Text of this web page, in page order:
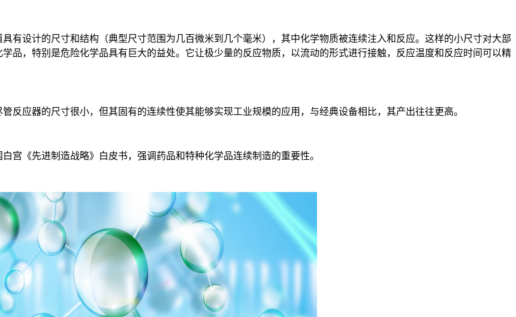
设计的尺寸和结构（典型尺寸范围为几百微米到几个毫米），其中化学物质被连续注入和反应。这样的小尺寸对大部
品，特别是危险化学品具有巨大的益处。它让极少量的反应物质，以流动的形式进行接触，反应温度和反应时间可以精
应器的尺寸很小，但其固有的连续性使其能够实现工业规模的应用，与经典设备相比，其产出往往更高。
《先进制造战略》白皮书，强调药品和特种化学品连续制造的重要性。